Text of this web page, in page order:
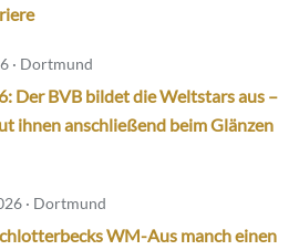
· Dortmund
Der BVB bildet die Weltstars aus –
ihnen anschließend beim Glänzen
· Dortmund
WM-Aus manch einen